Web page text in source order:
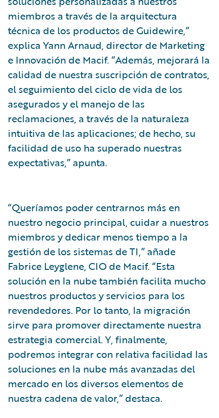
miembros a través de la arquitectura
técnica de los productos de Guidewire,”
explica Yann Arnaud, director de Marketing
e Innovación de Macif. “Además, mejorará la
calidad de nuestra suscripción de contratos,
el seguimiento del ciclo de vida de los
asegurados y el manejo de las
reclamaciones, a través de la naturaleza
intuitiva de las aplicaciones; de hecho, su
facilidad de uso ha superado nuestras
expectativas,” apunta.
“Queríamos poder centrarnos más en
nuestro negocio principal, cuidar a nuestros
miembros y dedicar menos tiempo a la
gestión de los sistemas de TI,” añade
Fabrice Leyglene, CIO de Macif. “Esta
solución en la nube también facilita mucho
nuestros productos y servicios para los
revendedores. Por lo tanto, la migración
sirve para promover directamente nuestra
estrategia comercial. Y, finalmente,
podremos integrar con relativa facilidad las
soluciones en la nube más avanzadas del
mercado en los diversos elementos de
nuestra cadena de valor,” destaca.